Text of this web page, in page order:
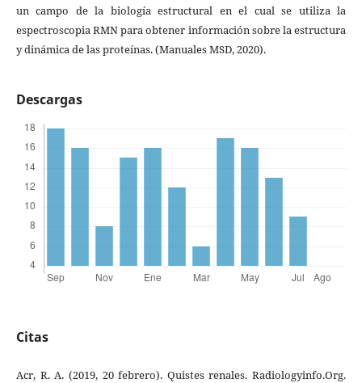
un campo de la biología estructural en el cual se utiliza la
espectroscopia RMN para obtener información sobre la estructura
y dinámica de las proteínas. (Manuales MSD, 2020).
Descargas
Citas
Acr, R. A. (2019, 20 febrero). Quistes renales. Radiologyinfo.Org.